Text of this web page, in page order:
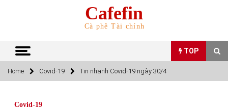
Cafefin
Cà phê Tài chính
TOP
TOP
Home Covid-19 Tin nhanh Covid-19 ngày 30/4
Covid-19